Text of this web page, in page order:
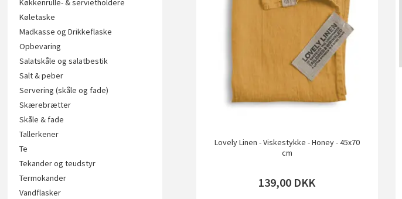
Køkkenrulle- & servietholdere
Køletaske
Madkasse og Drikkeflaske
Opbevaring
Salatskåle og salatbestik
Salt & peber
Servering (skåle og fade)
Skærebrætter
Skåle & fade
Tallerkener
Te
Tekander og teudstyr
Termokander
Vandflasker
Lovely Linen - Viskestykke - Honey - 45x70
cm
139,00 DKK